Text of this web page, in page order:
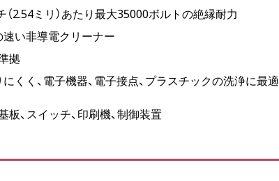
（2.54ミリ）あたり最大35000ボルトの絶縁耐力
速い非導電クリーナー
拠
にくく、電子機器、電子接点、プラスチックの洗浄に最適
板、スイッチ、印刷機、制御装置